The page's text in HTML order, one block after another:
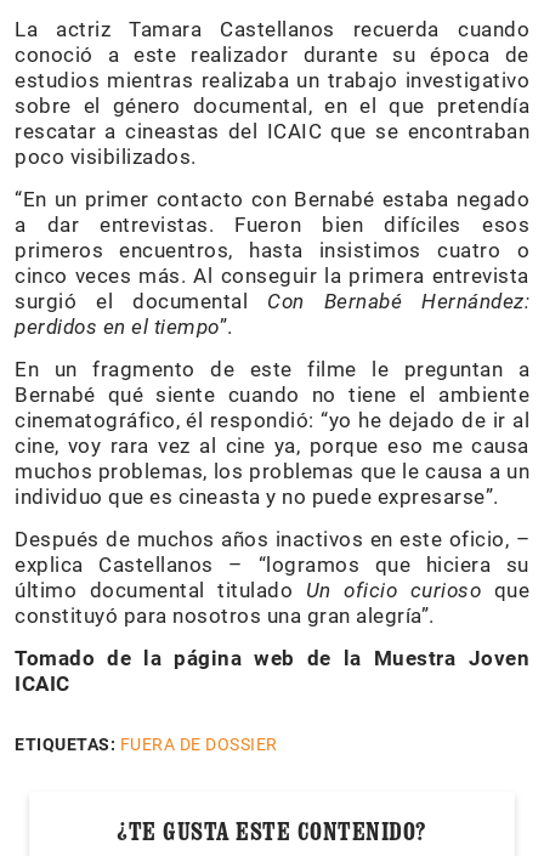
La actriz Tamara Castellanos recuerda cuando
conoció a este realizador durante su época de
estudios mientras realizaba un trabajo investigativo
sobre el género documental, en el que pretendía
rescatar a cineastas del ICAIC que se encontraban
poco visibilizados.
“En un primer contacto con Bernabé estaba negado
a dar entrevistas. Fueron bien difíciles esos
primeros encuentros, hasta insistimos cuatro o
cinco veces más. Al conseguir la primera entrevista
surgió el documental Con Bernabé Hernández:
perdidos en el tiempo”.
En un fragmento de este filme le preguntan a
Bernabé qué siente cuando no tiene el ambiente
cinematográfico, él respondió: “yo he dejado de ir al
cine, voy rara vez al cine ya, porque eso me causa
muchos problemas, los problemas que le causa a un
individuo que es cineasta y no puede expresarse”.
Después de muchos años inactivos en este oficio, –
explica Castellanos – “logramos que hiciera su
último documental titulado Un oficio curioso que
constituyó para nosotros una gran alegría”.
Tomado de la página web de la Muestra Joven
ICAIC
ETIQUETAS: FUERA DE DOSSIER
¿TE GUSTA ESTE CONTENIDO?